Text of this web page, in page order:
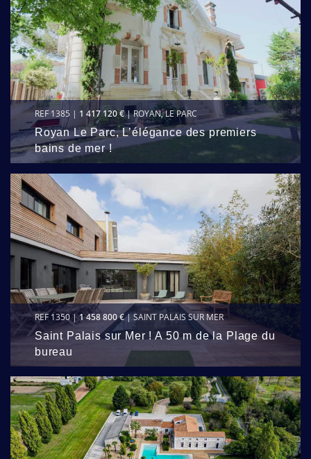
REF 1385 | 1 417 120 €| ROYAN, LE PARC
Royan Le Parc, L’élégance des premiers
bains de mer !
REF 1350 |1 458 800 €| SAINT PALAIS SUR MER
Saint Palais sur Mer ! A 50 m de la Plage du
bureau